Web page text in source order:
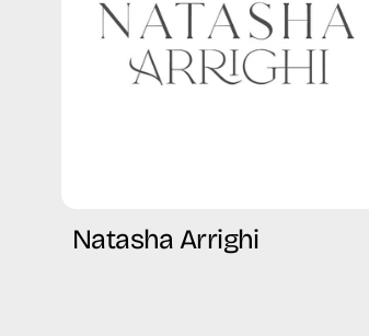
Natasha Arrighi